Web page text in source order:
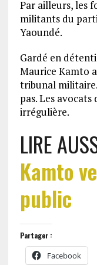
Par ailleurs, les
militants du
Yaoundé.
Gardé en
Maurice Kamto
tribunal
pas. Les
irrégulière.
LIRE
Kamto
public
Partager :
Facebook